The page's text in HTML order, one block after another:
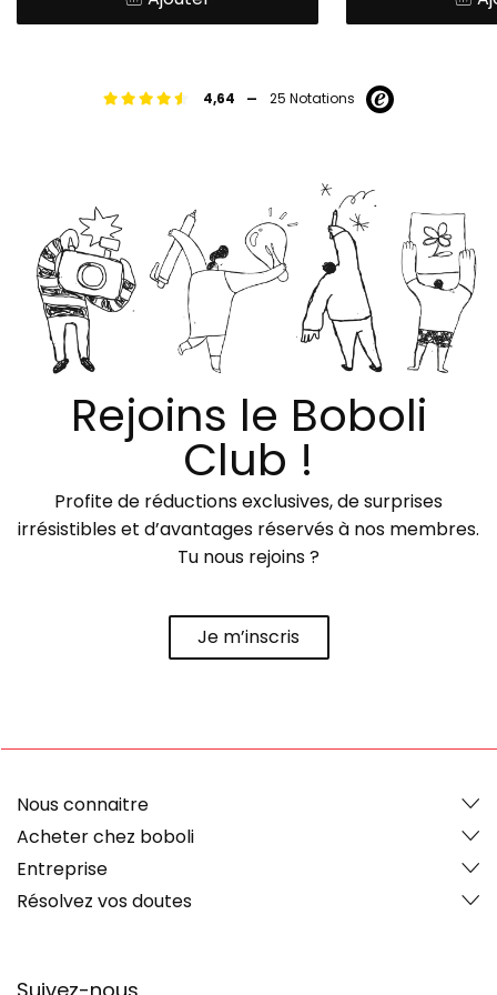
4,64 - 25 Notations
Rejoins le Boboli
Club !
Profite de réductions exclusives, de surprises
irrésistibles et d’avantages réservés à nos membres.
Tu nous rejoins ?
Je m’inscris
Nous connaitre
Acheter chez boboli
Entreprise
Résolvez vos doutes